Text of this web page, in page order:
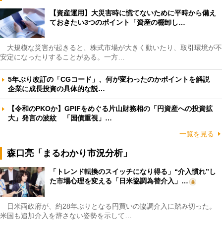
【資産運用】大災害時に慌てないために平時から備え
ておきたい3つのポイント「資産の棚卸し…
大規模な災害が起きると、株式市場が大きく動いたり、取引環境が不
安定になったりすることがある。一方…
5年ぶり改訂の「CGコード」、何が変わったのかポイントを解説
企業に成長投資の具体的な説…
【令和のPKOか】GPIFをめぐる片山財務相の「円資産への投資拡
大」発言の波紋 「国債重視」…
一覧を見る
森口亮「まるわかり市況分析」
「トレンド転換のスイッチになり得る」“介入慣れ”し
た市場心理を変える「日米協調為替介入」…
日米両政府が、約28年ぶりとなる円買いの協調介入に踏み切った。
米国も追加介入を辞さない姿勢を示して…